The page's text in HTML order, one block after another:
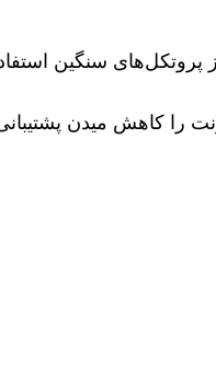
پروتکل‌های سنگین
کاهش میدن پشتیبانی